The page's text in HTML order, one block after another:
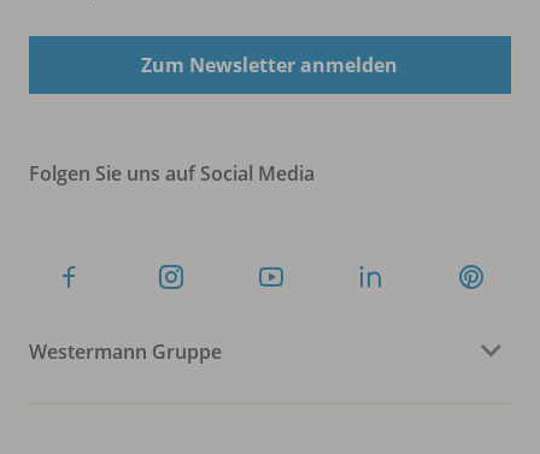
Zum Newsletter anmelden
Folgen Sie uns auf Social Media
Westermann Gruppe